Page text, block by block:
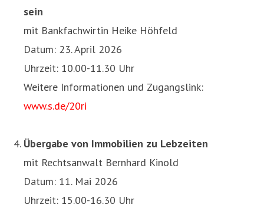
sein
mit Bankfachwirtin Heike Höhfeld
Datum: 23. April 2026
Uhrzeit: 10.00-11.30 Uhr
Weitere Informationen und Zugangslink:
www.s.de/20ri
Übergabe von Immobilien zu Lebzeiten
mit Rechtsanwalt Bernhard Kinold
Datum: 11. Mai 2026
Uhrzeit: 15.00-16.30 Uhr